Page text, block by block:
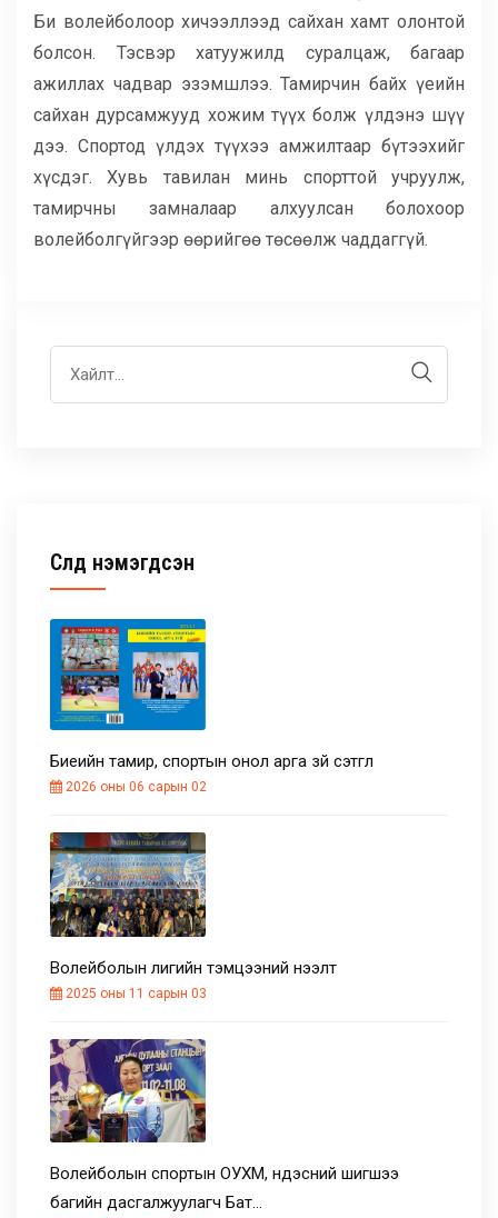
Сүүлд нэмэгдсэн
Биеийн тамир, спортын онол арга зүй сэтгүүл
2026 оны 06 сарын 02
Волейболын лигийн тэмцээний нээлт
2025 оны 11 сарын 03
Волейболын спортын ОУХМ, үндэсний шигшээ
багийн дасгалжуулагч Бат…
Би волейболоор хичээллээд сайхан хамт олонтой
болсон. Тэсвэр хатуужилд суралцаж, багаар
ажиллах чадвар эзэмшлээ. Тамирчин байх үеийн
сайхан дурсамжууд хожим түүх болж үлдэнэ шүү
дээ. Спортод үлдэх түүхээ амжилтаар бүтээхийг
хүсдэг. Хувь тавилан минь спорттой учруулж,
тамирчны замналаар алхуулсан болохоор
волейболгүйгээр өөрийгөө төсөөлж чаддаггүй.